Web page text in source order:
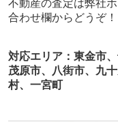
不動産の査定は弊社
合わせ欄から どうぞ！
対応エリア：東金市
茂原市、八街市、九
村、一宮町